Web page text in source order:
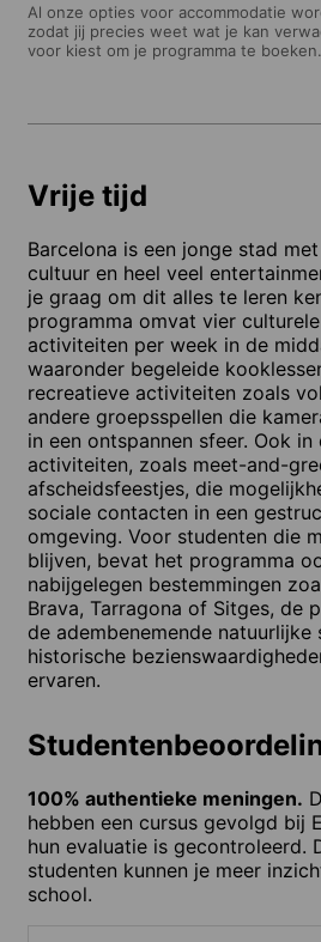
Al onze opties voor accommodatie
zodat jij precies weet wat je kan
voor kiest om je programma te boeken.
Vrije tijd
Barcelona is een jonge stad
cultuur en heel veel
je graag om dit alles te leren
programma omvat vier
activiteiten per week in de
waaronder begeleide
recreatieve activiteiten zoals
andere groepsspellen die
in een ontspannen sfeer. Ook
activiteiten, zoals meet-and-
afscheidsfeestjes, die
sociale contacten in een
omgeving. Voor studenten die
blijven, bevat het programma
nabijgelegen bestemmingen
Brava, Tarragona of Sitges, de
de adembenemende natuurlijke
historische
ervaren.
100% authentieke meningen.
hebben een cursus gevolgd bij
hun evaluatie is gecontroleerd.
studenten kunnen je meer
school.